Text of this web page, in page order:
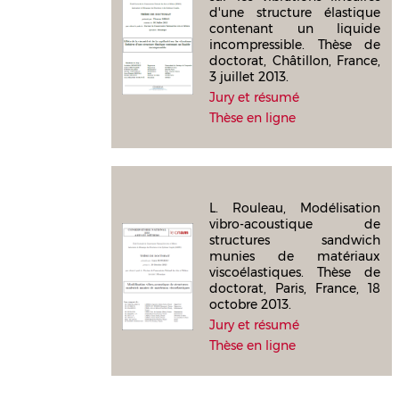
d'une structure élastique
contenant un liquide
incompressible. Thèse de
doctorat, Châtillon, France,
3 juillet 2013.
Jury et résumé
Thèse en ligne
L. Rouleau, Modélisation
vibro-acoustique de
structures sandwich
munies de matériaux
viscoélastiques. Thèse de
doctorat, Paris, France, 18
octobre 2013.
Jury et résumé
Thèse en ligne